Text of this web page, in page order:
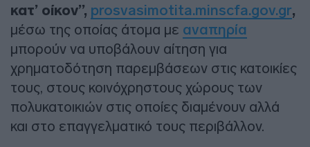
κατ’ οίκον”, prosvasimotita.minscfa.gov.gr,
μέσω της οποίας άτομα με αναπηρία
μπορούν να υποβάλουν αίτηση για
χρηματοδότηση παρεμβάσεων στις κατοικίες
τους, στους κοινόχρηστους χώρους των
πολυκατοικιών στις οποίες διαμένουν αλλά
και στο επαγγελματικό τους περιβάλλον.